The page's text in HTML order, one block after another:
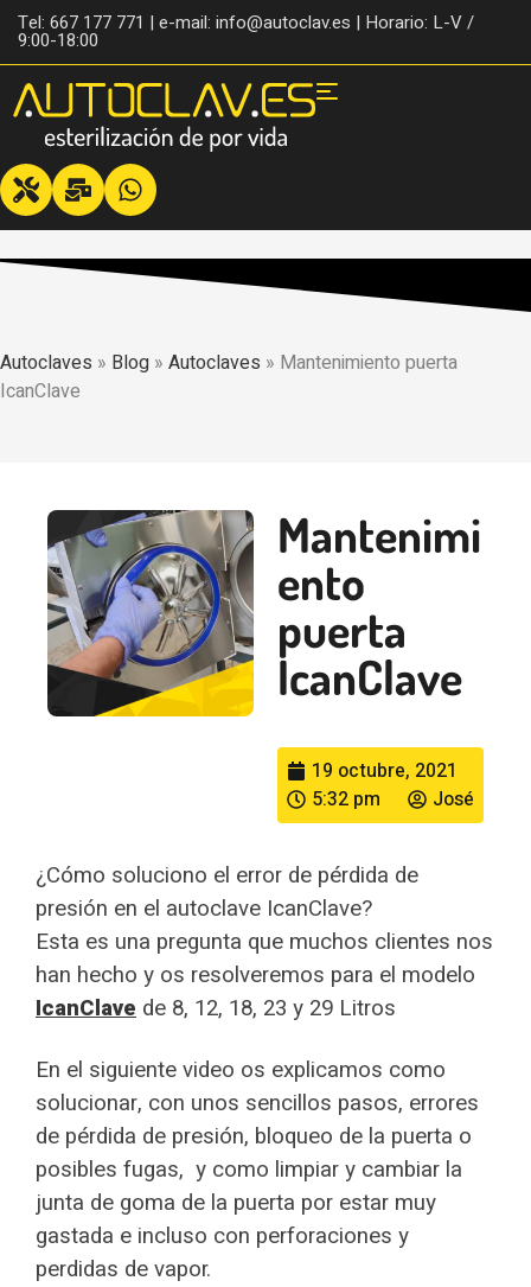
Tel: 667 177 771 | e-mail: info@autoclav.es | Horario: L-V /
9:00-18:00
Autoclaves » Blog » Autoclaves » Mantenimiento puerta
IcanClave
Mantenimi
ento
puerta
IcanClave
19 octubre, 2021
5:32 pm
José
¿Cómo soluciono el error de pérdida de
presión en el autoclave IcanClave?
Esta es una pregunta que muchos clientes nos
han hecho y os resolveremos para el modelo
IcanClave de 8, 12, 18, 23 y 29 Litros
En el siguiente video os explicamos como
solucionar, con unos sencillos pasos, errores
de pérdida de presión, bloqueo de la puerta o
posibles fugas, y como limpiar y cambiar la
junta de goma de la puerta por estar muy
gastada e incluso con perforaciones y
perdidas de vapor.